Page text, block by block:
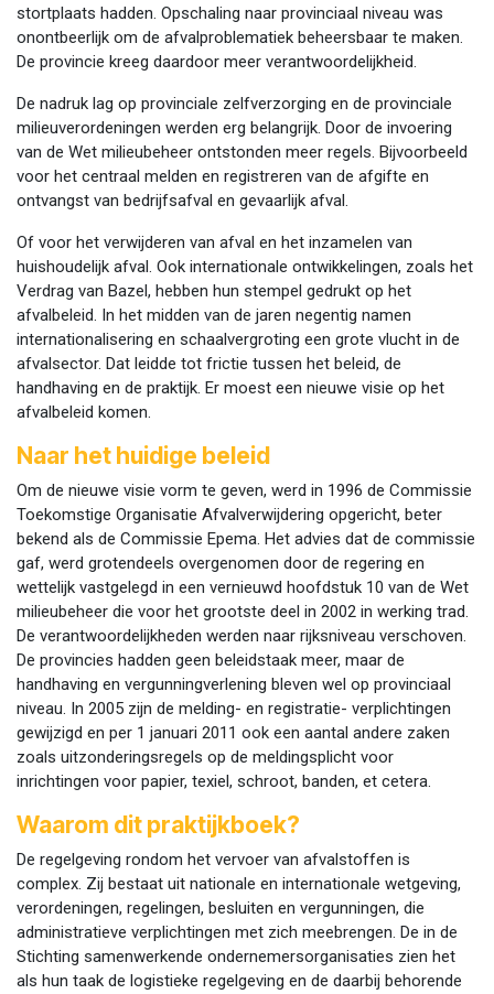
stortplaats hadden. Opschaling naar provinciaal niveau was
onontbeerlijk om de afvalproblematiek beheersbaar te maken.
De provincie kreeg daardoor meer verantwoordelijkheid.
De nadruk lag op provinciale zelfverzorging en de provinciale
milieuverordeningen werden erg belangrijk. Door de invoering
van de Wet milieubeheer ontstonden meer regels. Bijvoorbeeld
voor het centraal melden en registreren van de afgifte en
ontvangst van bedrijfsafval en gevaarlijk afval.
Of voor het verwijderen van afval en het inzamelen van
huishoudelijk afval. Ook internationale ontwikkelingen, zoals het
Verdrag van Bazel, hebben hun stempel gedrukt op het
afvalbeleid. In het midden van de jaren negentig namen
internationalisering en schaalvergroting een grote vlucht in de
afvalsector. Dat leidde tot frictie tussen het beleid, de
handhaving en de praktijk. Er moest een nieuwe visie op het
afvalbeleid komen.
Naar het huidige beleid
Om de nieuwe visie vorm te geven, werd in 1996 de Commissie
Toekomstige Organisatie Afvalverwijdering opgericht, beter
bekend als de Commissie Epema. Het advies dat de commissie
gaf, werd grotendeels overgenomen door de regering en
wettelijk vastgelegd in een vernieuwd hoofdstuk 10 van de Wet
milieubeheer die voor het grootste deel in 2002 in werking trad.
De verantwoordelijkheden werden naar rijksniveau verschoven.
De provincies hadden geen beleidstaak meer, maar de
handhaving en vergunningverlening bleven wel op provinciaal
niveau. In 2005 zijn de melding- en registratie- verplichtingen
gewijzigd en per 1 januari 2011 ook een aantal andere zaken
zoals uitzonderingsregels op de meldingsplicht voor
inrichtingen voor papier, texiel, schroot, banden, et cetera.
Waarom dit praktijkboek?
De regelgeving rondom het vervoer van afvalstoffen is
complex. Zij bestaat uit nationale en internationale wetgeving,
verordeningen, regelingen, besluiten en vergunningen, die
administratieve verplichtingen met zich meebrengen. De in de
Stichting samenwerkende ondernemersorganisaties zien het
als hun taak de logistieke regelgeving en de daarbij behorende